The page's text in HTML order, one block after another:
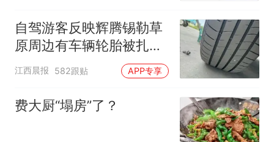
自驾游客反映辉腾锡勒草
原周边有车辆轮胎被扎，
修理店铺换胎价格高达千
元，官方发布情况通报
江西晨报 582跟贴 APP专享
费大厨“塌房”了？